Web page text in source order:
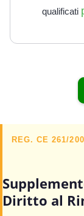
qualificati
REG. CE 261/
Diritto al